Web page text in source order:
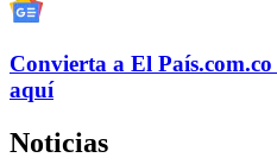
Convierta a El País.com.co
aquí
Noticias